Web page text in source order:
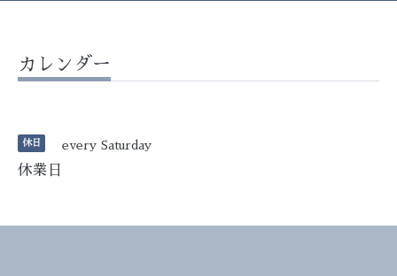
カレンダー
休日 every Saturday
休業日